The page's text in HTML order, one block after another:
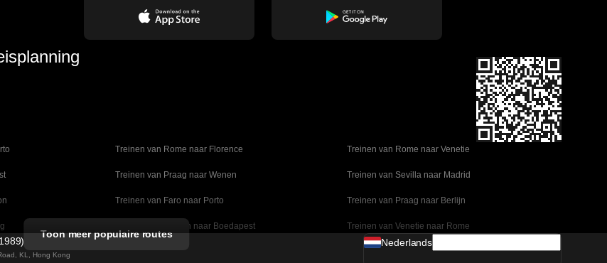
Treinen van Rome naar Florence Treinen van Rome naar Venetie
Treinen van Praag naar Wenen Treinen van Sevilla naar Madrid
Treinen van Faro naar Porto Treinen van Praag naar Berlijn
Treinen van Wenen naar Boedapest Treinen van Venetie naar Rome
Treinen van Ulsan naar Seoel
Toon meer populaire routes
KL, Hong Kong
Nederlands